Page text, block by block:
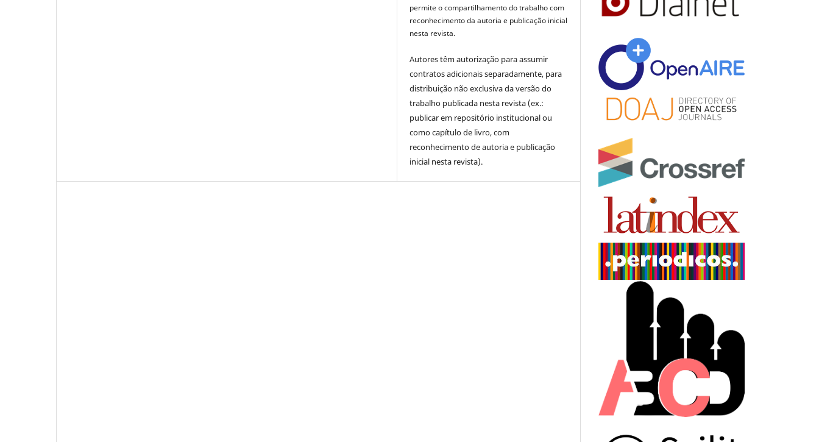
permite o compartilhamento do trabalho com
reconhecimento da autoria e publicação inicial
nesta revista.
Autores têm autorização para assumir
contratos adicionais separadamente, para
distribuição não exclusiva da versão do
trabalho publicada nesta revista (ex.:
publicar em repositório institucional ou
como capítulo de livro, com
reconhecimento de autoria e publicação
inicial nesta revista).